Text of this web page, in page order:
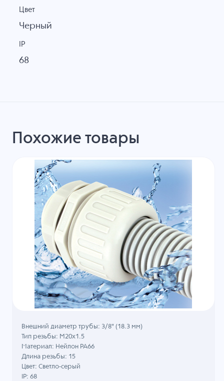
Цвет
Черный
IP
68
Похожие товары
Внешний диаметр трубы: 3/8" (18.3 мм)
Тип резьбы: M20x1.5
Материал: Нейлон PA66
Длина резьбы: 15
Цвет: Светло-серый
IP: 68